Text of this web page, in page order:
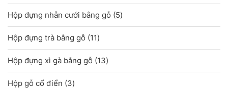
sản
Hộp đựng nhẫn cưới bằng gỗ 55
sản
Hộp đựng trà bằng gỗ 1111
sản
phẩm
Hộp đựng xì gà bằng gỗ 1313
sản
Hộp gỗ cổ điển 33